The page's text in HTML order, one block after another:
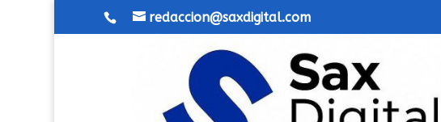
redaccion@saxdigital.com